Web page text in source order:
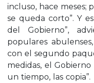
incluso, hace meses;
se queda corto”. Y
del Gobierno”,
populares
con el segundo
medidas, el
un tiempo, las